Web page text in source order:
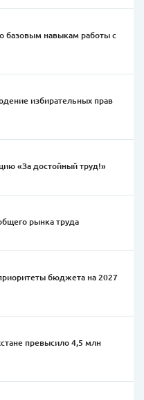
базовым навыкам работы с
избирательных прав
«За достойный труд!»
рынка труда
бюджета на 2027
превысило 4,5 млн